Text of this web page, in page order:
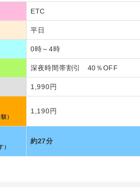
ETC
平日
0時～4時
深夜時間帯割引 40％OFF
1,990円
）
1,190円
）
約27分